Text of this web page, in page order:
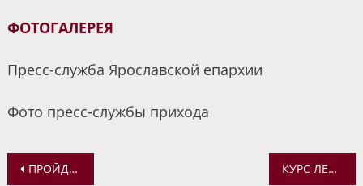
ФОТОГАЛЕРЕЯ
Пресс-служба Ярославской епархии
Фото пресс-службы прихода
Навигация
ПРОЙДЕТ БЛАГОТВОРИТЕЛЬНЫЙ КОНЦЕРТ В ПОДДЕРЖКУ СТРОИТЕЛЬСТВА ХРАМА НА ИГНАТОВСКОМ КЛАДБИЩЕ КУРС ЛЕКЦИЙ «ХРИСТИАНСКАЯ СЕМЬЯ»